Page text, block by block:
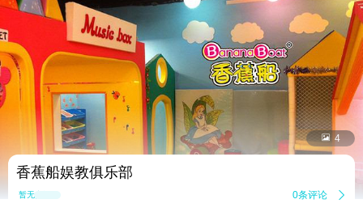
 4
香蕉船娱教俱乐部
暂无点评 0条评论 